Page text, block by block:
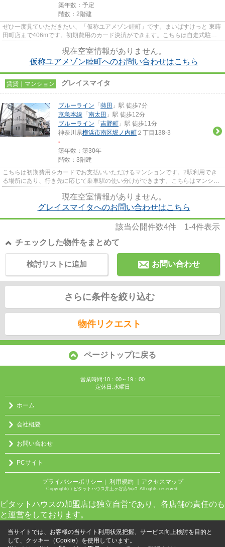
築年数：予定
階数：2階建
ぜひ一度見ていただきたい、「仮称ユアメゾン睦町」です。まいばすけっと 東蒔
田町店まで406mです。初期費用のカード決済ができます。こちらは自走式駐車
現在空室情報がありません。
仮称ユアメゾン睦町へのお問い合わせはこちら
賃貸｜マンション グレイスマイタ
ブルーライン 「 蒔田 」駅 徒歩7分
京急本線 「 南太田 」駅 徒歩12分
ブルーライン 「 吉野町 」駅 徒歩11分
神奈川県横浜市南区堀ノ内町 ２丁目138-3
-
築年数：築30年
階数：3階建
こちらは初期費用をカードでお支払いいただけるマンションです。2駅利用でき
る場所にあり、行き先に応じて乗車駅の使い分けができます。こちらはマンショ
現在空室情報がありません。
グレイスマイタへのお問い合わせはこちら
該当公開件数4件 1-4件表示
チェックした物件をまとめて
お問い合わせ
検討リストに追加
さらに条件を絞り込む
物件リクエスト
ページトップに戻る
営業時間:10：00～19：00
定休日:水曜日
ホーム
会社概要
お問い合わせ
PCサイト
プライバシーポリシー ｜ 利用規約 ｜アクセスマップ
Copyright(c) ピタットハウス井土ヶ谷店/㈱０ All rights reserved.
ピタットハウスの加盟店は独立自営であり、各店舗の責任のも
と運営をしております。
当サイトでは、お客様の当サイト利用状況把握、サービス向上検討を目的と
して、クッキー（Cookie）を使用しています。